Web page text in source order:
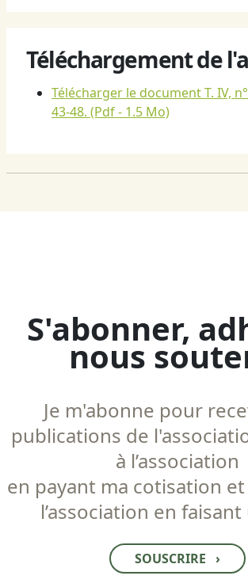
Téléchargement de
Télécharger le document T. IV,
43-48. (Pdf - 1.5 Mo)
S'abonner,
nous
Je m'abonne pour
publications de
à l’association
en payant ma cotisation
l’association en
SOUSCRIRE ›